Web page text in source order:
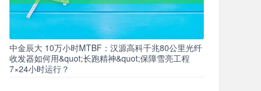
中金辰大 10万小时MTBF：汉源高科千兆80公里光纤
收发器如何用&quot;长跑精神&quot;保障雪亮工程
7×24小时运行？